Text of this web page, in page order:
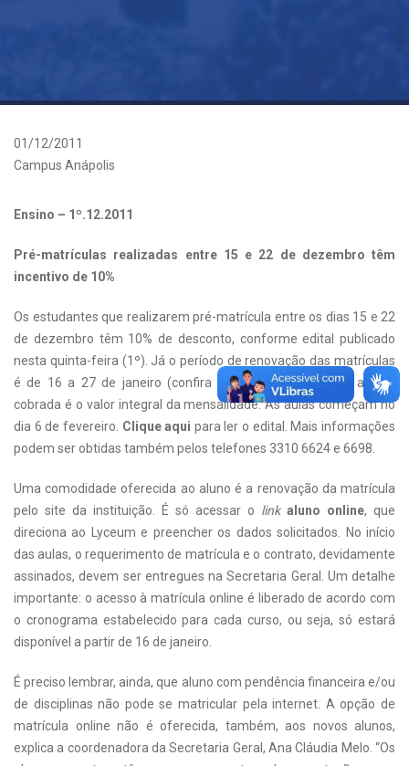
01/12/2011
Campus Anápolis
Ensino – 1º.12.2011
Pré-matrículas realizadas entre 15 e 22 de dezembro têm
incentivo de 10%
Os estudantes que realizarem pré-matrícula entre os dias 15 e 22
de dezembro têm 10% de desconto, conforme edital publicado
nesta quinta-feira (1º). Já o período de renovação das matrículas
é de 16 a 27 de janeiro (confira cronograma abaixo) e a taxa
cobrada é o valor integral da mensalidade. As aulas começam no
dia 6 de fevereiro. Clique aqui para ler o edital. Mais informações
podem ser obtidas também pelos telefones 3310 6624 e 6698.
Uma comodidade oferecida ao aluno é a renovação da matrícula
pelo site da instituição. É só acessar o link aluno online, que
direciona ao Lyceum e preencher os dados solicitados. No início
das aulas, o requerimento de matrícula e o contrato, devidamente
assinados, devem ser entregues na Secretaria Geral. Um detalhe
importante: o acesso à matrícula online é liberado de acordo com
o cronograma estabelecido para cada curso, ou seja, só estará
disponível a partir de 16 de janeiro.
É preciso lembrar, ainda, que aluno com pendência financeira e/ou
de disciplinas não pode se matricular pela internet. A opção de
matrícula online não é oferecida, também, aos novos alunos,
explica a coordenadora da Secretaria Geral, Ana Cláudia Melo. “Os